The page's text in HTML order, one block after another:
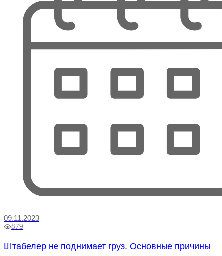
09.11.2023
879
Штабелер не поднимает груз. Основные причины